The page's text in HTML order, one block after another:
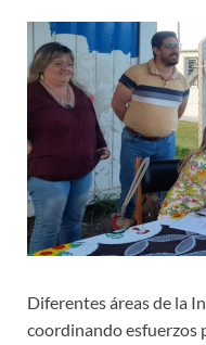
Diferentes áreas de la
coordinando esfuerzos